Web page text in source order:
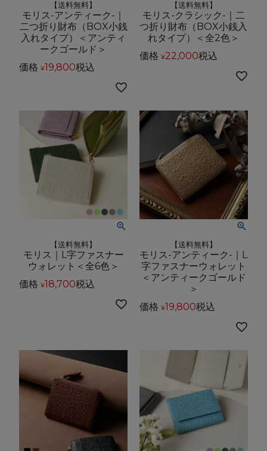
【送料無料】
モリス-アンティーク-｜
二つ折り財布（BOX小銭
入れタイプ）＜アンティ
ークゴールド＞
価格 ¥19,800税込
【送料無料】
モリス-クラシック-｜二
つ折り財布（BOX小銭入
れタイプ）＜全2色＞
価格 ¥22,000税込
【送料無料】
モリス｜L字ファスナー
ウォレット＜全6色＞
価格 ¥18,700税込
【送料無料】
モリス-アンティーク-｜L
字ファスナーウォレット
＜アンティークゴールド
＞
価格 ¥19,800税込